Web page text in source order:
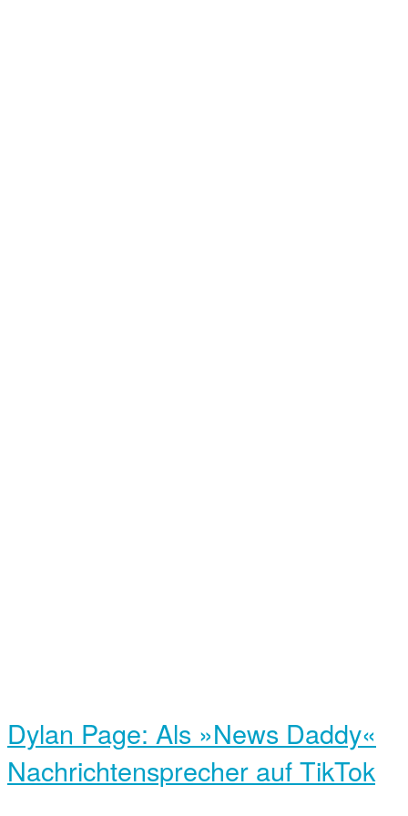
Dylan Page: Als »News Daddy«
Nachrichtensprecher auf TikTok